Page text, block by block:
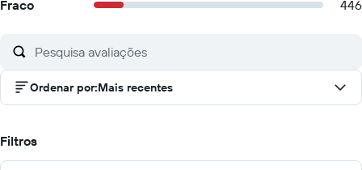
Fraco
446
Ordenar por:Mais recentes
Filtros